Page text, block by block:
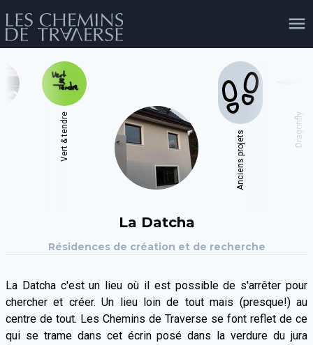
agenda shop
facebook
recherche
Vert & tendre Anciens projets Dragonfly
La Datcha
Résidences de création et de recherche
La Datcha c'est un lieu où il est possible de s'arrêter pour
chercher et créer. Un lieu loin de tout mais (presque!) au
centre de tout. Les Chemins de Traverse se font reflet de ce
qui se trame dans cet écrin posé dans la verdure du jura